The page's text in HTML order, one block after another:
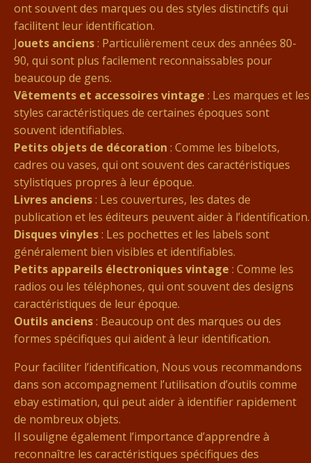
ont souvent des marques ou des styles distinctifs qui
facilitent leur identification.
Jouets anciens: Particulièrement ceux des années 80-
90, qui sont plus facilement reconnaissables pour
beaucoup de gens.
Vêtements et accessoires vintage : Les marques et les
styles caractéristiques de certaines époques sont
souvent identifiables.
Petits objets de décoration : Comme les bibelots,
cadres ou vases, qui ont souvent des caractéristiques
stylistiques propres à leur époque.
Livres anciens: Les couvertures, les dates de
publication et les éditeurs peuvent aider à l’identification.
Disques vinyles: Les pochettes et les labels sont
généralement bien visibles et identifiables.
Petits appareils électroniques vintage : Comme les
radios ou les téléphones, qui ont souvent des designs
caractéristiques de leur époque.
Outils anciens: Beaucoup ont des marques ou des
formes spécifiques qui aident à leur identification.
Pour faciliter l’identification, Nous vous recommandons
dans son accompagnement l’utilisation d’outils comme
ebay estimation, qui peut aider à identifier rapidement
de nombreux objets.
Il souligne également l’importance d’apprendre à
reconnaître les caractéristiques spécifiques des